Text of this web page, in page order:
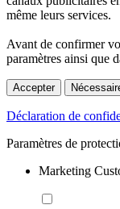
même leurs services.
Avant de confirmer
paramètres ainsi que
Accepter
Déclaration de
Paramètres de
Marketing